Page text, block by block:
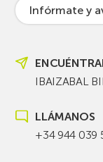
Infórmate y
IBAIZABAL
LLÁMANOS
+34 944 039